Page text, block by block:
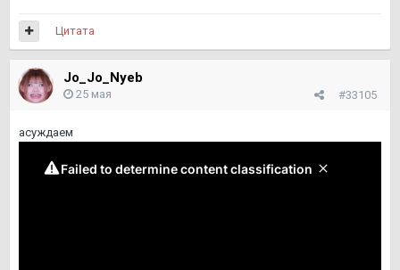
Цитата
Jo_Jo_Nyeb
#33105
25 мая
асуждаем